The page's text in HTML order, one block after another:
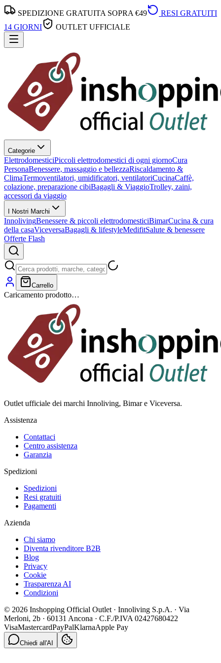
SPEDIZIONE GRATUITA SOPRA €49
RESI GRATUITI
14 GIORNI
OUTLET UFFICIALE
Categorie
ElettrodomesticiPiccoli elettrodomestici di ogni giornoCura
PersonaBenessere, massaggio e bellezzaRiscaldamento &
ClimaTermoventilatori, umidificatori, ventilatoriCucinaCaffè,
colazione, preparazione cibiBagagli & ViaggioTrolley, zaini,
accessori da viaggio
I Nostri Marchi
InnolivingBenessere & piccoli elettrodomesticiBimarCucina & cura
della casaViceversaBagagli & lifestyleMedifitSalute & benessere
Offerte Flash
Carrello
Caricamento prodotto…
Outlet ufficiale dei marchi Innoliving, Bimar e Viceversa.
Assistenza
Contattaci
Centro assistenza
Garanzia
Spedizioni
Spedizioni
Resi gratuiti
Pagamenti
Azienda
Chi siamo
Diventa rivenditore B2B
Blog
Privacy
Cookie
Trasparenza AI
Condizioni
© 2026 Inshopping Official Outlet · Innoliving S.p.A. · Via
Merloni, 2b · 60131 Ancona · C.F./P.IVA 02427680422
VisaMastercardPayPalKlarnaApple Pay
Chiedi all'AI